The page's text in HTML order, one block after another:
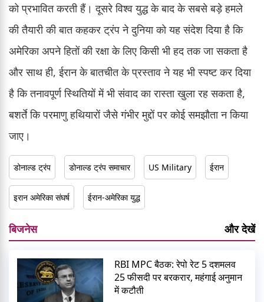
को प्रभावित करती हैं। दूसरे विश्व युद्ध के बाद के सबसे बड़े हमले
की तैयारी की बात कहकर ट्रंप ने दुनिया को यह संदेश दिया है कि
अमेरिका अपने हितों की रक्षा के लिए किसी भी हद तक जा सकता है
और साथ ही, ईरान के बातचीत के प्रस्ताव ने यह भी स्पष्ट कर दिया
है कि तनावपूर्ण स्थितियों में भी संवाद का रास्ता खुला रह सकता है,
बशर्ते कि परमाणु हथियारों जैसे गंभीर मुद्दों पर कोई समझौता न किया
जाए।
डोनाल्ड ट्रंप डोनाल्ड ट्रंप समाचार US Military ईरान
इरान अमेरिका संघर्ष ईरान-अमेरिका युद्ध
बिजनेस और देखें
RBI MPC बैठक: रेपो रेट 5 दशमलव
25 फीसदी पर बरकरार, महंगाई अनुमान
में कटौती